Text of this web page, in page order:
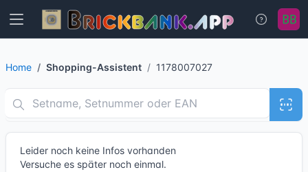
Home Shopping-Assistent 1178007027
Leider noch keine Infos vorhanden
Versuche es später noch einmal.